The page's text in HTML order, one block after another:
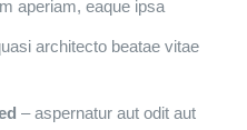
aperiam, eaque ipsa
architecto beatae vitae
– aspernatur aut odit aut